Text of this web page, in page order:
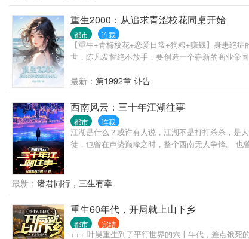
重生2000：从追求青涩校花同桌开始
都市 连载
【重生+青梅校花+恋爱日常+狗粮+赚钱】身患绝
世，陈凡发誓绝不放手，要创造一个崭新的商业帝
最新： 第1992章 讣告
西南风云：三十年江湖往事
都市 连载
江湖是什么？或许有人说，江湖不是打打杀杀，是
徒，也曾在声势巅峰之时，整个西南无人争锋。 也
最新： 诸君同行，三生有幸
重生60年代，开局就上山下乡
都市 完结
+++ 叶昊重生到了平行世界的六十年代，差点饿死